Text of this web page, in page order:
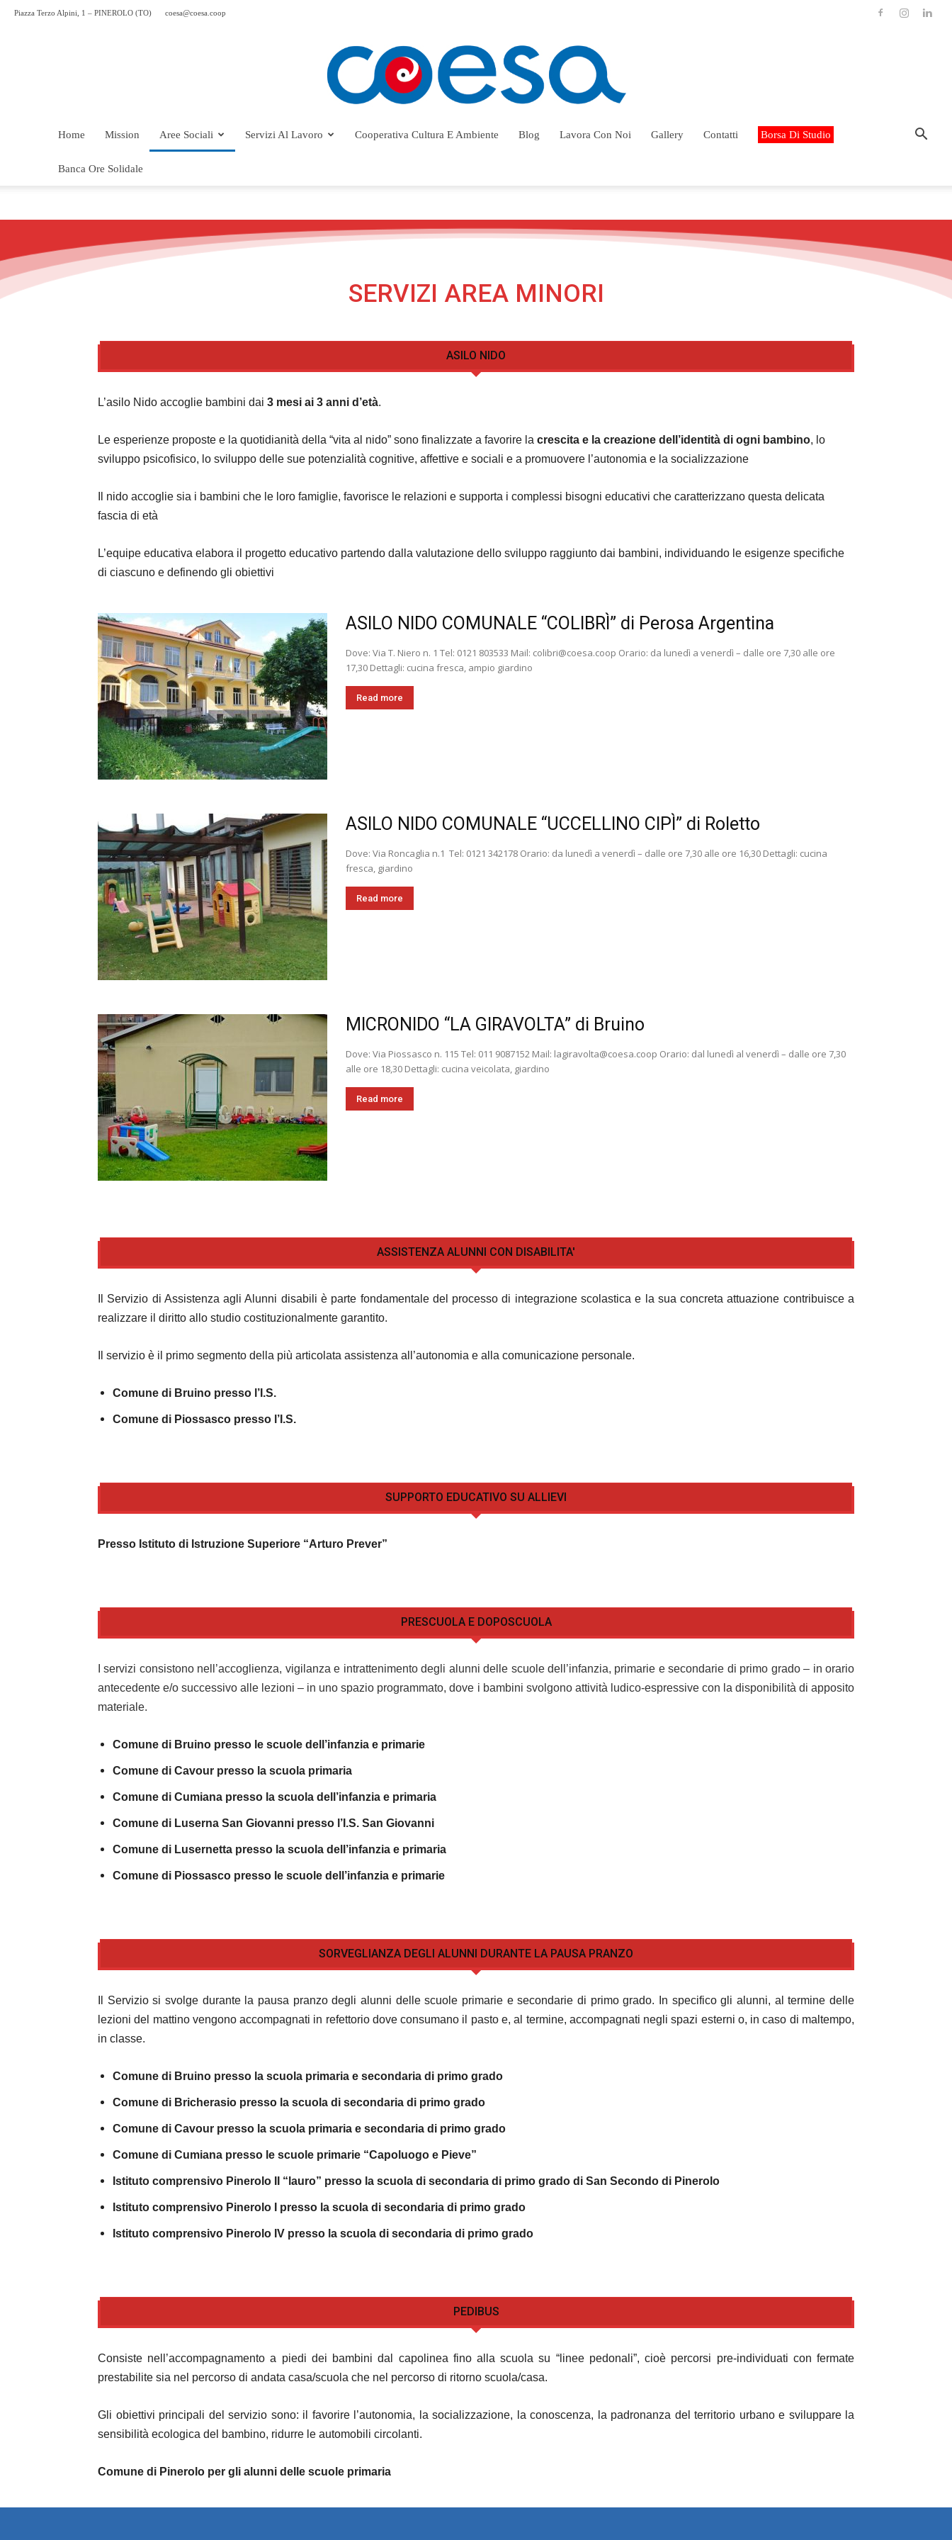
Piazza Terzo Alpini, 1 – PINEROLO (TO) coesa@coesa.coop
|
Pinerolo
Home Mission Aree Sociali Servizi Al Lavoro Cooperativa Cultura E Ambiente Blog Lavora Con Noi Gallery Contatti Borsa Di Studio
Banca Ore Solidale
SERVIZI AREA MINORI
ASILO NIDO
L’asilo Nido accoglie bambini dai 3 mesi ai 3 anni d’età.
Le esperienze proposte e la quotidianità della “vita al nido” sono finalizzate a favorire la crescita e la creazione dell’identità di ogni bambino, lo
sviluppo psicofisico, lo sviluppo delle sue potenzialità cognitive, affettive e sociali e a promuovere l’autonomia e la socializzazione
Il nido accoglie sia i bambini che le loro famiglie, favorisce le relazioni e supporta i complessi bisogni educativi che caratterizzano questa delicata
fascia di età
L’equipe educativa elabora il progetto educativo partendo dalla valutazione dello sviluppo raggiunto dai bambini, individuando le esigenze specifiche
di ciascuno e definendo gli obiettivi
ASILO NIDO COMUNALE “COLIBRÌ” di Perosa Argentina
Dove: Via T. Niero n. 1 Tel: 0121 803533 Mail: colibri@coesa.coop Orario: da lunedì a venerdì – dalle ore 7,30 alle ore
17,30 Dettagli: cucina fresca, ampio giardino
Read more
ASILO NIDO COMUNALE “UCCELLINO CIPÌ” di Roletto
Dove: Via Roncaglia n.1 Tel: 0121 342178 Orario: da lunedì a venerdì – dalle ore 7,30 alle ore 16,30 Dettagli: cucina
fresca, giardino
Read more
MICRONIDO “LA GIRAVOLTA” di Bruino
Dove: Via Piossasco n. 115 Tel: 011 9087152 Mail: lagiravolta@coesa.coop Orario: dal lunedì al venerdì – dalle ore 7,30
alle ore 18,30 Dettagli: cucina veicolata, giardino
Read more
ASSISTENZA ALUNNI CON DISABILITA'
Il Servizio di Assistenza agli Alunni disabili è parte fondamentale del processo di integrazione scolastica e la sua concreta attuazione contribuisce a
realizzare il diritto allo studio costituzionalmente garantito.
Il servizio è il primo segmento della più articolata assistenza all’autonomia e alla comunicazione personale.
Comune di Bruino presso l’I.S.
Comune di Piossasco presso l’I.S.
SUPPORTO EDUCATIVO SU ALLIEVI
Presso Istituto di Istruzione Superiore “Arturo Prever”
PRESCUOLA E DOPOSCUOLA
I servizi consistono nell’accoglienza, vigilanza e intrattenimento degli alunni delle scuole dell’infanzia, primarie e secondarie di primo grado – in orario
antecedente e/o successivo alle lezioni – in uno spazio programmato, dove i bambini svolgono attività ludico-espressive con la disponibilità di apposito
materiale.
Comune di Bruino presso le scuole dell’infanzia e primarie
Comune di Cavour presso la scuola primaria
Comune di Cumiana presso la scuola dell’infanzia e primaria
Comune di Luserna San Giovanni presso l’I.S. San Giovanni
Comune di Lusernetta presso la scuola dell’infanzia e primaria
Comune di Piossasco presso le scuole dell’infanzia e primarie
SORVEGLIANZA DEGLI ALUNNI DURANTE LA PAUSA PRANZO
Il Servizio si svolge durante la pausa pranzo degli alunni delle scuole primarie e secondarie di primo grado. In specifico gli alunni, al termine delle
lezioni del mattino vengono accompagnati in refettorio dove consumano il pasto e, al termine, accompagnati negli spazi esterni o, in caso di maltempo,
in classe.
Comune di Bruino presso la scuola primaria e secondaria di primo grado
Comune di Bricherasio presso la scuola di secondaria di primo grado
Comune di Cavour presso la scuola primaria e secondaria di primo grado
Comune di Cumiana presso le scuole primarie “Capoluogo e Pieve”
Istituto comprensivo Pinerolo II “lauro” presso la scuola di secondaria di primo grado di San Secondo di Pinerolo
Istituto comprensivo Pinerolo I presso la scuola di secondaria di primo grado
Istituto comprensivo Pinerolo IV presso la scuola di secondaria di primo grado
PEDIBUS
Consiste nell’accompagnamento a piedi dei bambini dal capolinea fino alla scuola su “linee pedonali”, cioè percorsi pre-individuati con fermate
prestabilite sia nel percorso di andata casa/scuola che nel percorso di ritorno scuola/casa.
Gli obiettivi principali del servizio sono: il favorire l’autonomia, la socializzazione, la conoscenza, la padronanza del territorio urbano e sviluppare la
sensibilità ecologica del bambino, ridurre le automobili circolanti.
Comune di Pinerolo per gli alunni delle scuole primaria